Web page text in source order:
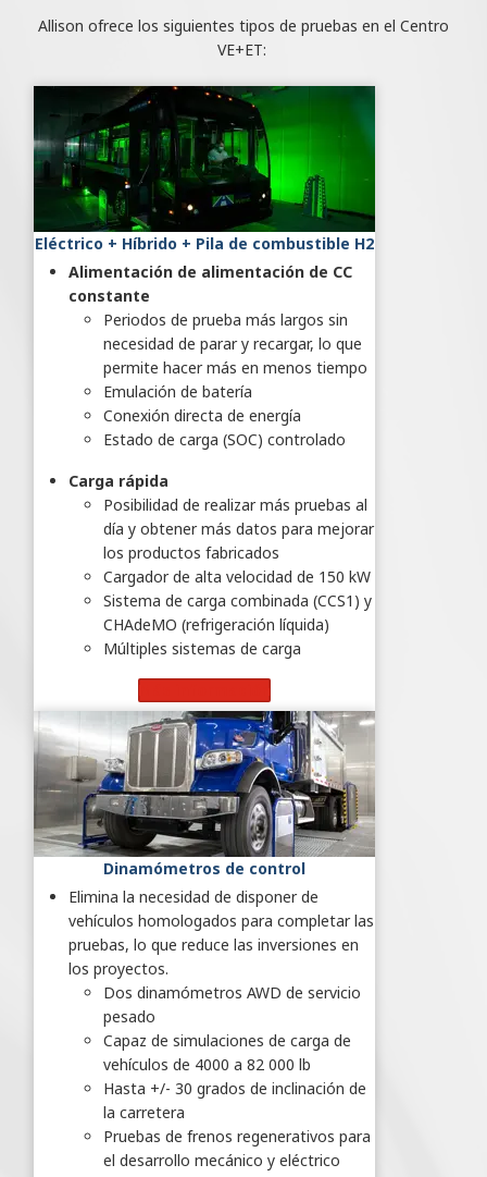
Allison ofrece los siguientes tipos de pruebas en el Centro
VE+ET:
Eléctrico + Híbrido + Pila de combustible H2
Alimentación de alimentación de CC
constante
Periodos de prueba más largos sin
necesidad de parar y recargar, lo que
permite hacer más en menos tiempo
Emulación de batería
Conexión directa de energía
Estado de carga (SOC) controlado
Carga rápida
Posibilidad de realizar más pruebas al
día y obtener más datos para mejorar
los productos fabricados
Cargador de alta velocidad de 150 kW
Sistema de carga combinada (CCS1) y
CHAdeMO (refrigeración líquida)
Múltiples sistemas de carga
Dinamómetros de control
Elimina la necesidad de disponer de
vehículos homologados para completar las
pruebas, lo que reduce las inversiones en
los proyectos.
Dos dinamómetros AWD de servicio
pesado
Capaz de simulaciones de carga de
vehículos de 4000 a 82 000 lb
Hasta +/- 30 grados de inclinación de
la carretera
Pruebas de frenos regenerativos para
el desarrollo mecánico y eléctrico